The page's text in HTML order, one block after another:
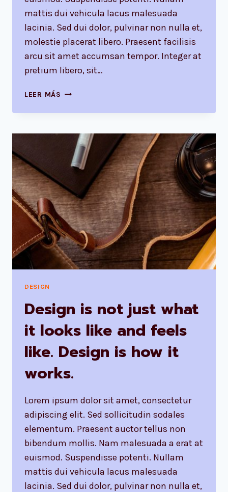
mattis dui vehicula lacus malesuada
lacinia. Sed dui dolor, pulvinar non nulla et,
molestie placerat libero. Praesent facilisis
arcu sit amet accumsan tempor. Integer at
pretium libero, sit…
LEER MÁS A
IS
HORSE
DESIGNED
COMMITTEE.
DESIGN
Design is not just what
it looks like and feels
like. Design is how it
works.
Lorem ipsum dolor sit amet, consectetur
adipiscing elit. Sed sollicitudin sodales
elementum. Praesent auctor tellus non
bibendum mollis. Nam malesuada a erat at
euismod. Suspendisse potenti. Nullam
mattis dui vehicula lacus malesuada
lacinia. Sed dui dolor, pulvinar non nulla et,